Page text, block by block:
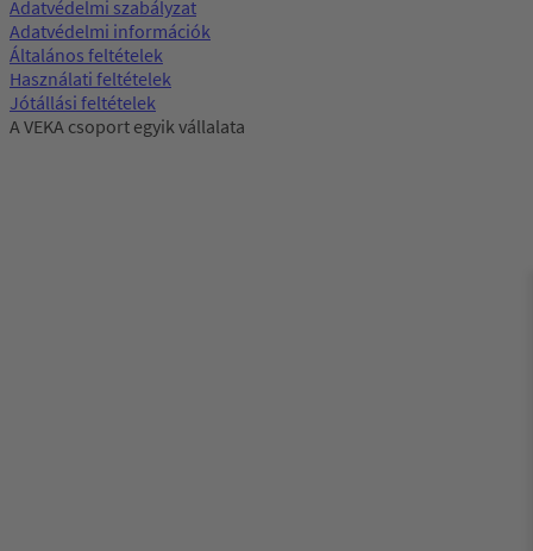
Adatvédelmi szabályzat
Adatvédelmi információk
Általános feltételek
Használati feltételek
Jótállási feltételek
A VEKA csoport egyik vállalata